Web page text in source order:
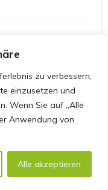
zu verbessern,
einzusetzen und
Wenn Sie auf „Alle
Anwendung von
Alle akzeptieren